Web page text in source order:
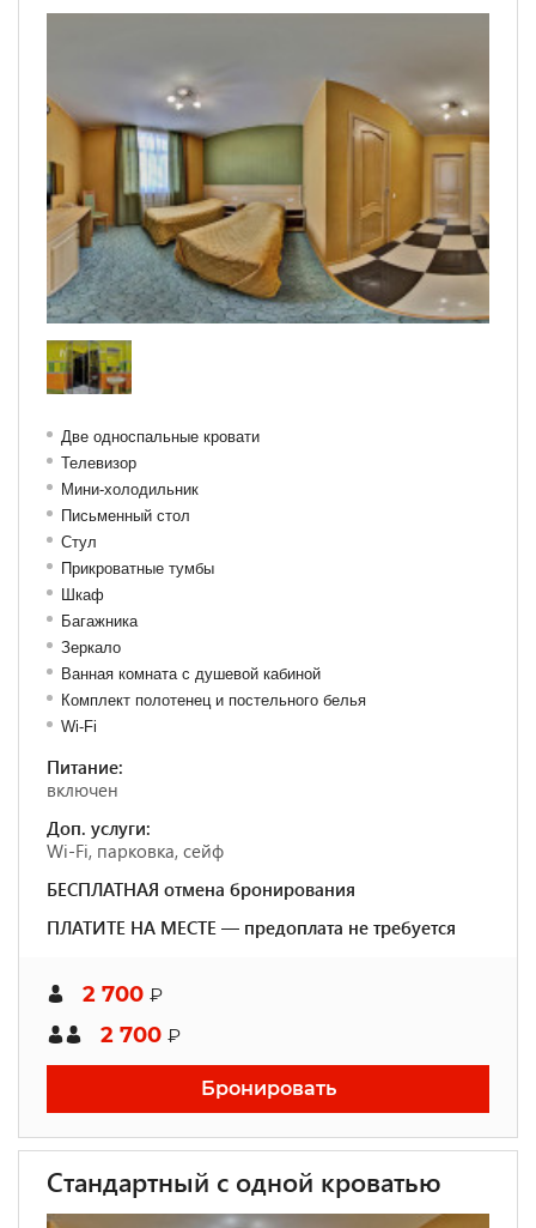
Две односпальные кровати
Телевизор
Мини-холодильник
Письменный стол
Стул
Прикроватные тумбы
Шкаф
Багажника
Зеркало
Ванная комната с душевой кабиной
Комплект полотенец и постельного белья
Wi-Fi
Питание:
включен
Доп. услуги:
Wi-Fi, парковка, сейф
БЕСПЛАТНАЯ отмена бронирования
ПЛАТИТЕ НА МЕСТЕ — предоплата не требуется
2 700 ₽
2 700 ₽
Бронировать
Стандартный с одной кроватью